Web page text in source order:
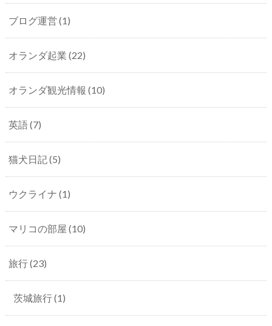
ブログ運営 (1)
オランダ起業 (22)
オランダ観光情報 (10)
英語(7)
猫犬日記(5)
ウクライナ (1)
マリコの部屋 (10)
旅行(23)
茨城旅行(1)